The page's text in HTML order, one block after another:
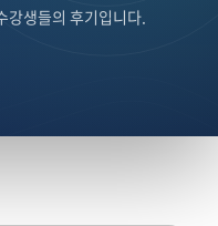
강생들의 후기입니다.